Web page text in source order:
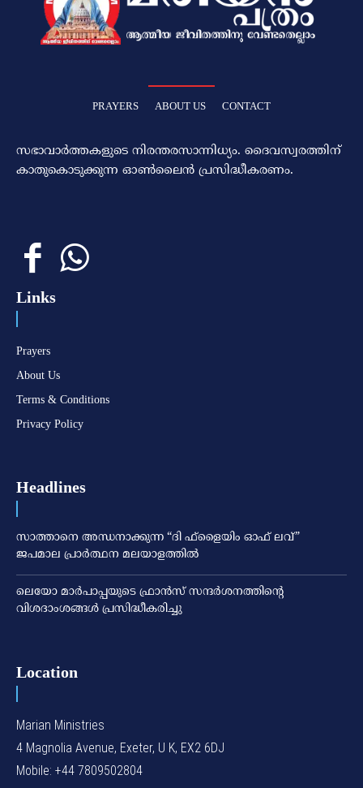
PRAYERS ABOUT US CONTACT
സഭാവാര്‍ത്തകളുടെ നിരന്തരസാന്നിധ്യം. ദൈവസ്വരത്തിന്‌
കാതുകൊടുക്കുന്ന ഓണ്‍ലൈന്‍ പ്രസിദ്ധീകരണം.
Links
Prayers
About Us
Terms & Conditions
Privacy Policy
Headlines
സാത്താനെ അന്ധനാക്കുന്ന “ദി ഫ്‌ളൈയിം ഓഫ് ലവ്”
ജപമാല പ്രാർത്ഥന മലയാളത്തിൽ
ലെയോ മാര്‍പാപ്പയുടെ ഫ്രാന്‍സ് സന്ദര്‍ശനത്തിന്റെ
വിശദാംശങ്ങള്‍ പ്രസിദ്ധീകരിച്ചു
Location
Marian Ministries
4 Magnolia Avenue, Exeter, U K, EX2 6DJ
Mobile: +44 7809502804